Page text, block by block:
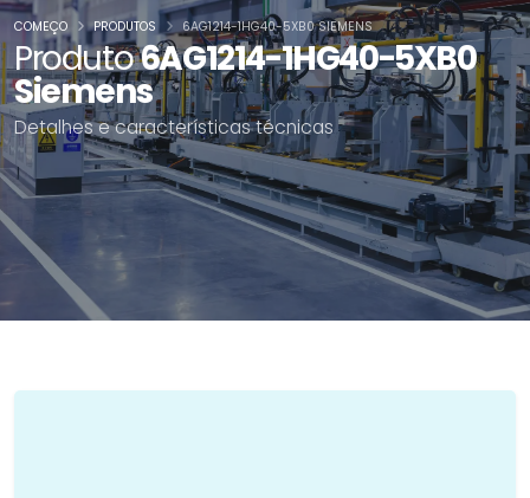
Produto6AG1214-1HG40-5XB0
Siemens
Detalhes e características técnicas
COMEÇO PRODUTOS 6AG1214-1HG40-5XB0 SIEMENS